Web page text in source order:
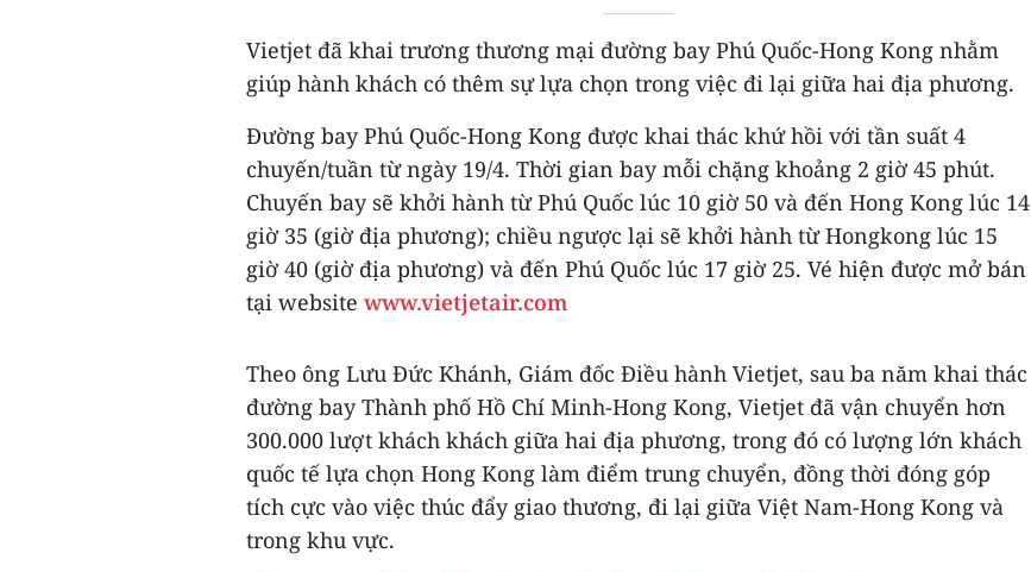
Vietjet đã khai trương thương mại đường bay Phú Quốc-Hong Kong nhằm
giúp hành khách có thêm sự lựa chọn trong việc đi lại giữa hai địa phương.
Đường bay Phú Quốc-Hong Kong được khai thác khứ hồi với tần suất 4
chuyến/tuần từ ngày 19/4. Thời gian bay mỗi chặng khoảng 2 giờ 45 phút.
Chuyến bay sẽ khởi hành từ Phú Quốc lúc 10 giờ 50 và đến Hong Kong lúc 14
giờ 35 (giờ địa phương); chiều ngược lại sẽ khởi hành từ Hongkong lúc 15
giờ 40 (giờ địa phương) và đến Phú Quốc lúc 17 giờ 25. Vé hiện được mở bán
tại website www.vietjetair.com
Theo ông Lưu Đức Khánh, Giám đốc Điều hành Vietjet, sau ba năm khai thác
đường bay Thành phố Hồ Chí Minh-Hong Kong, Vietjet đã vận chuyển hơn
300.000 lượt khách khách giữa hai địa phương, trong đó có lượng lớn khách
quốc tế lựa chọn Hong Kong làm điểm trung chuyển, đồng thời đóng góp
tích cực vào việc thúc đẩy giao thương, đi lại giữa Việt Nam-Hong Kong và
trong khu vực.